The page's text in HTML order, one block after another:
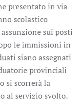
presentato in via
scolastico
sui posti
le immissioni in
siano assegnati
provinciali
si scorrerà la
al servizio svolto.